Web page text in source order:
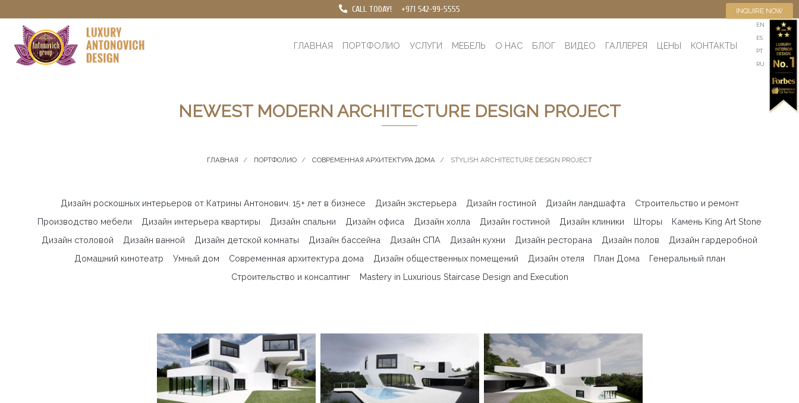
CALL TODAY! +971 542-99-5555
ГЛАВНАЯ ПОРТФОЛИО УСЛУГИ МЕБЕЛЬ О НАС БЛОГ ВИДЕО ГАЛЛЕРЕЯ ЦЕНЫ КОНТАКТЫ
EN
ES
PT
RU
INQUIRE NOW
NEWEST MODERN ARCHITECTURE DESIGN PROJECT
ГЛАВНАЯ ПОРТФОЛИО СОВРЕМЕННАЯ АРХИТЕКТУРА ДОМА STYLISH ARCHITECTURE DESIGN PROJECT
Дизайн роскошных интерьеров от Катрины Антонович. 15+ лет в бизнесе Дизайн экстерьера Дизайн гостиной Дизайн ландшафта
Строительство и ремонт
Производство мебели
Дизайн интерьера квартиры Дизайн спальни Дизайн офиса Дизайн холла Дизайн гостиной Дизайн клиники Шторы
Камень King Art Stone
Дизайн столовой
Дизайн ванной Дизайн детской комнаты Дизайн бассейна Дизайн СПА Дизайн кухни Дизайн ресторана Дизайн полов
Дизайн гардеробной
Домашний кинотеатр
Умный дом Современная архитектура дома Дизайн общественных помещений Дизайн отеля План Дома
Генеральный план
Строительство и консалтинг
Mastery in Luxurious Staircase Design and Execution